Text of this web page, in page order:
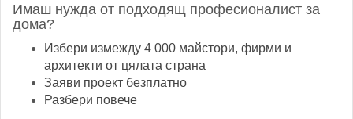
Имаш нужда от подходящ професионалист за
дома?
Избери измежду 4 000 майстори, фирми и
архитекти от цялата страна
Заяви проект безплатно
Разбери повече